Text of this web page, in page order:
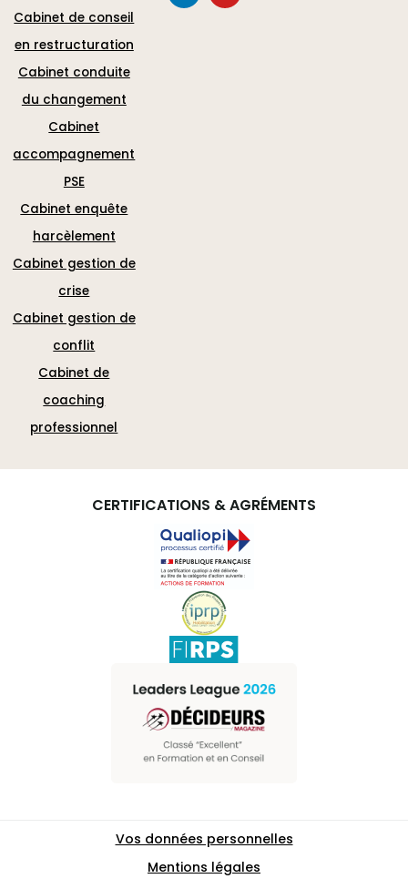
Cabinet de conseil
en restructuration
Cabinet conduite
du changement
Cabinet
accompagnement
PSE
Cabinet enquête
harcèlement
Cabinet gestion de
crise
Cabinet gestion de
conflit
Cabinet de
coaching
professionnel
CERTIFICATIONS & AGRÉMENTS
Vos données personnelles
Mentions légales